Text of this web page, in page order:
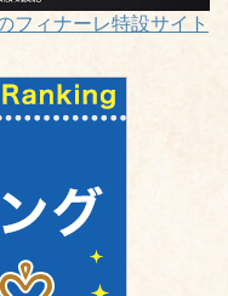
フィナーレ特設サイト